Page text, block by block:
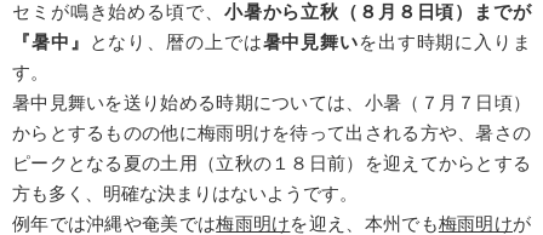
セミが鳴き始める頃で、 小暑から立秋（８月８日頃）までが
『暑中』
となり、暦の上では暑中見舞いを出す時期に入りま
す。
暑中見舞いを送り始める時期については、小暑（７月７日頃）
からとするものの他に梅雨明けを待って出される方や、暑さの
ピークとなる夏の土用（立秋の１８日前）を迎えてからとする
方も多く、明確な決まりはないようです。
例年では沖縄や奄美では梅雨明けを迎え、本州でも梅雨明けが